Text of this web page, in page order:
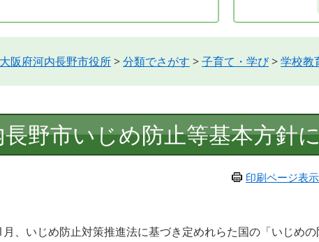
検
大阪府河内長野市役所>分類でさがす >子育て・学び>学校教
野市いじめ防止等基本方針
印刷ページ表示
、いじめ防止対策推進法に基づき定めれらた国の「いじめ